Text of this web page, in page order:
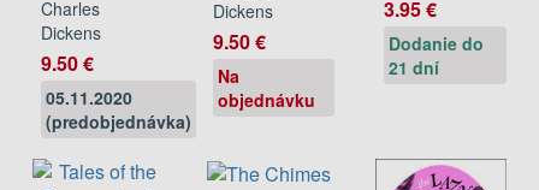
Charles
Dickens
9.50 €
05.11.2020
(predobjednávka)
Dickens
9.50 €
Na
objednávku
3.95 €
Dodanie do
21 dní